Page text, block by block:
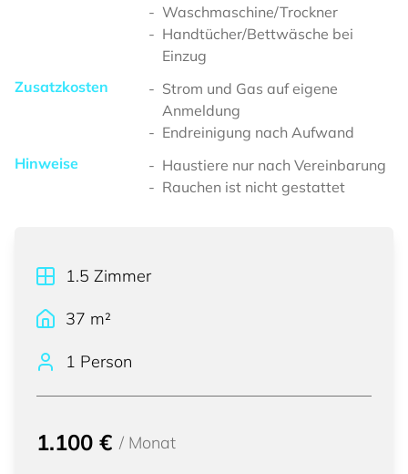
Waschmaschine/Trockner
Handtücher/Bettwäsche bei
Einzug
Zusatzkosten
Strom und Gas auf eigene
Anmeldung
Endreinigung nach Aufwand
Hinweise
Haustiere nur nach Vereinbarung
Rauchen ist nicht gestattet
1.5 Zimmer
37 m²
1 Person
1.100 € / Monat